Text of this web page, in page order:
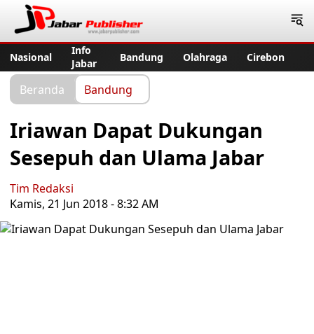
Nasional
Info
Jabar
Bandung Olahraga Cirebon
Beranda Bandung
Iriawan Dapat Dukungan
Sesepuh dan Ulama Jabar
Tim Redaksi
Kamis, 21 Jun 2018 - 8:32 AM